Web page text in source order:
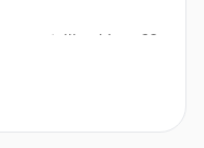
bis zu 90
Hülle und